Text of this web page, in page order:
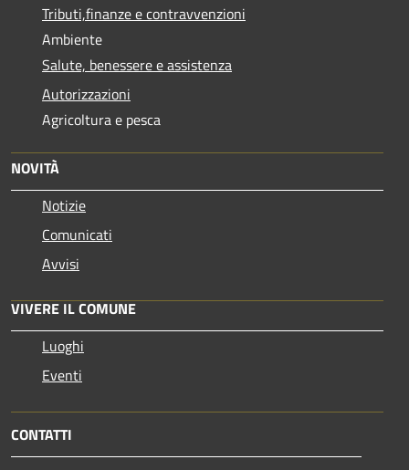
Tributi,finanze e contravvenzioni
Ambiente
Salute, benessere e assistenza
Autorizzazioni
Agricoltura e pesca
NOVITÀ
Notizie
Comunicati
Avvisi
VIVERE IL COMUNE
Luoghi
Eventi
CONTATTI